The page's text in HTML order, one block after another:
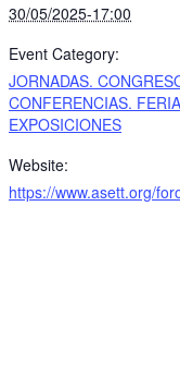
30/05/2025-17:00
Event Category:
JORNADAS.
CONFERENCIAS.
EXPOSICIONES
Website:
https://www.asett.org/